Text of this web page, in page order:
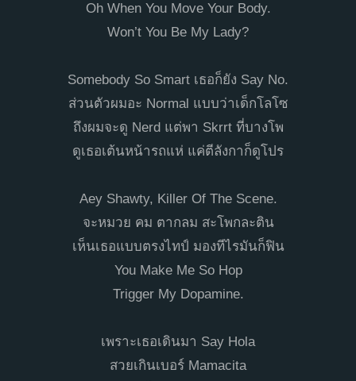
Oh When You Move Your Body.
Won’t You Be My Lady?
Somebody So Smart เธอก็ยัง Say No.
ส่วนตัวผมอะ Normal แบบว่าเด็กโลโซ
ถึงผมจะดู Nerd แต่พา Skrrt ที่บางโพ
ดูเธอเต้นหน้ารถแห่ แค่ตีลังกาก็ดูโปร
Aey Shawty, Killer Of The Scene.
จะหมวย คม ตากลม สะโพกละติน
เห็นเธอแบบตรงไทป์ มองทีไรมันก็ฟิน
You Make Me So Hop
Trigger My Dopamine.
เพราะเธอเดินมา Say Hola
สวยเกินเบอร์ Mamacita